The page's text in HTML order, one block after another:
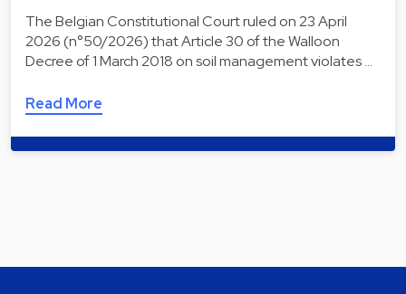
The Belgian Constitutional Court ruled on 23 April
2026 (n°50/2026) that Article 30 of the Walloon
Decree of 1 March 2018 on soil management violates …
Read More